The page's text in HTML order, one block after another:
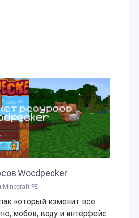
Woodpecker
Minecraft PE
который изменит все
мобов, воду и интерфейс